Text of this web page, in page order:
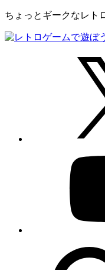
ちょっとギークなレト